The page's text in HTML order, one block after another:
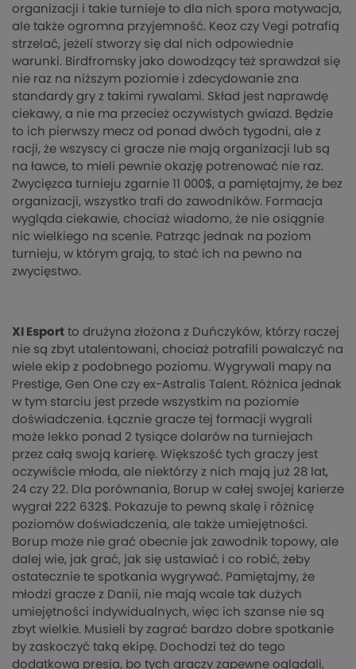
organizacji i takie turnieje to dla nich spora motywacja,
ale także ogromna przyjemność. Keoz czy Vegi potrafią
strzelać, jeżeli stworzy się dal nich odpowiednie
warunki. Birdfromsky jako dowodzący też sprawdzał się
nie raz na niższym poziomie i zdecydowanie zna
standardy gry z takimi rywalami. Skład jest naprawdę
ciekawy, a nie ma przecież oczywistych gwiazd. Będzie
to ich pierwszy mecz od ponad dwóch tygodni, ale z
racji, że wszyscy ci gracze nie mają organizacji lub są
na ławce, to mieli pewnie okazję potrenować nie raz.
Zwycięzca turnieju zgarnie 11 000$, a pamiętajmy, że bez
organizacji, wszystko trafi do zawodników. Formacja
wygląda ciekawie, chociaż wiadomo, że nie osiągnie
nic wielkiego na scenie. Patrząc jednak na poziom
turnieju, w którym grają, to stać ich na pewno na
zwycięstwo.
XI Esport to drużyna złożona z Duńczyków, którzy raczej
nie są zbyt utalentowani, chociaż potrafili powalczyć na
wiele ekip z podobnego poziomu. Wygrywali mapy na
Prestige, Gen One czy ex-Astralis Talent. Różnica jednak
w tym starciu jest przede wszystkim na poziomie
doświadczenia. Łącznie gracze tej formacji wygrali
może lekko ponad 2 tysiące dolarów na turniejach
przez całą swoją karierę. Większość tych graczy jest
oczywiście młoda, ale niektórzy z nich mają już 28 lat,
24 czy 22. Dla porównania, Borup w całej swojej karierze
wygrał 222 632$. Pokazuje to pewną skalę i różnicę
poziomów doświadczenia, ale także umiejętności.
Borup może nie grać obecnie jak zawodnik topowy, ale
dalej wie, jak grać, jak się ustawiać i co robić, żeby
ostatecznie te spotkania wygrywać. Pamiętajmy, że
młodzi gracze z Danii, nie mają wcale tak dużych
umiejętności indywidualnych, więc ich szanse nie są
zbyt wielkie. Musieli by zagrać bardzo dobre spotkanie
by zaskoczyć taką ekipę. Dochodzi też do tego
dodatkowa presja, bo tych graczy zapewne oglądali,